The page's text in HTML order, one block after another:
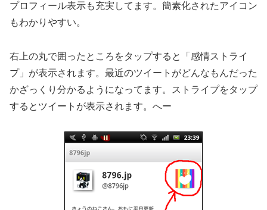
プロフィール表示も充実してます。簡素化されたアイコン
もわかりやすい。
右上の丸で囲ったところをタップすると「感情ストライ
プ」が表示されます。最近のツイートがどんなもんだった
かざっくり分かるようになってます。ストライプをタップ
するとツイートが表示されます。へー